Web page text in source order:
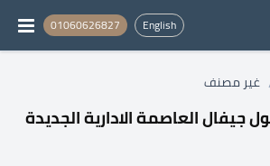
English
01060626827
غير مصنف
جيفال العاصمة الادارية الجديدة